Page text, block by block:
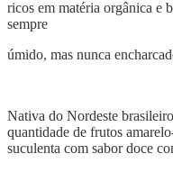
ricos em matéria orgânica e
sempre
úmido, mas nunca
Nativa do Nordeste
quantidade de frutos
suculenta com sabor doce